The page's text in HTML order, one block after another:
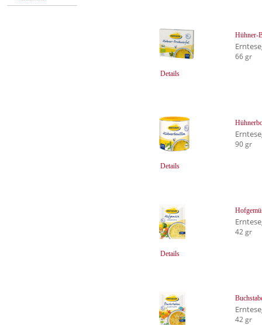
Details
Hühner-
66 gr
Details
90 gr
Details
42 gr
42 gr